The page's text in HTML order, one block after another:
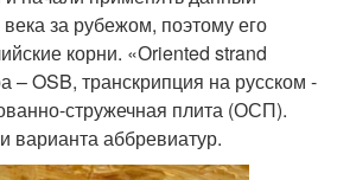
за рубежом, поэтому его
корни. «Оriented strand
– OSB, транскрипция на русском -
стружечная плита (ОСП).
варианта аббревиатур.